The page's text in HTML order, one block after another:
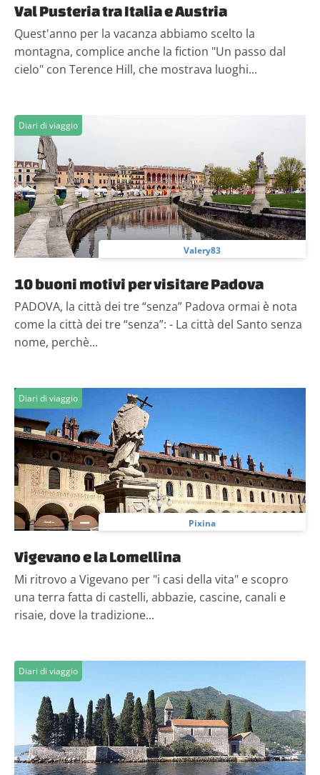
Val Pusteria tra Italia e Austria
Quest'anno per la vacanza abbiamo scelto la
montagna, complice anche la fiction "Un passo dal
cielo" con Terence Hill, che mostrava luoghi...
Diari di viaggio
Valery83
10 buoni motivi per visitare Padova
PADOVA, la città dei tre “senza” Padova ormai è nota
come la città dei tre “senza”: - La città del Santo senza
nome, perchè...
Diari di viaggio
Pixina
Vigevano e la Lomellina
Mi ritrovo a Vigevano per "i casi della vita" e scopro
una terra fatta di castelli, abbazie, cascine, canali e
risaie, dove la tradizione...
Diari di viaggio